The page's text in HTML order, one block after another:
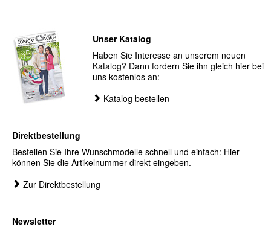
Unser Katalog
Haben Sie Interesse an unserem neuen
Katalog? Dann fordern Sie ihn gleich hier bei
uns kostenlos an:
Katalog bestellen
Direktbestellung
Bestellen Sie Ihre Wunschmodelle schnell und einfach: Hier
können Sie die Artikelnummer direkt eingeben.
Zur Direktbestellung
Newsletter